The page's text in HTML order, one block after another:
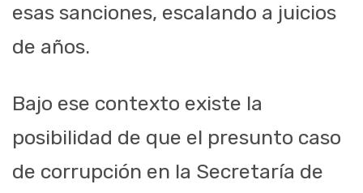
esas sanciones, escalando a juicios
de años.
Bajo ese contexto existe la
posibilidad de que el presunto caso
de corrupción en la Secretaría de